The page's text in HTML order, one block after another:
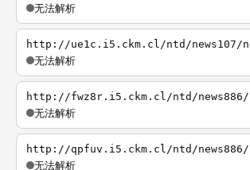
无法解析
http://ue1c.i5.ckm.cl/ntd/news107/
无法解析
http://fwz8r.i5.ckm.cl/ntd/news886/
无法解析
http://qpfuv.i5.ckm.cl/ntd/news886/
无法解析